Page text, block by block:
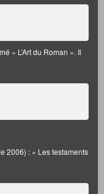
« L’Art du Roman ». Il
2006) : « Les testaments